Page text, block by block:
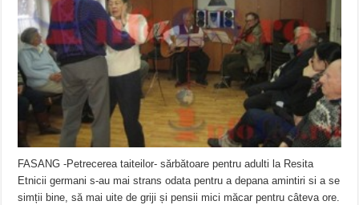
FASANG -Petrecerea taiteilor- sărbătoare pentru adulti la Resita
Etnicii germani s-au mai strans odata pentru a depana amintiri si a se
simții bine, să mai uite de griji și pensii mici măcar pentru câteva ore.